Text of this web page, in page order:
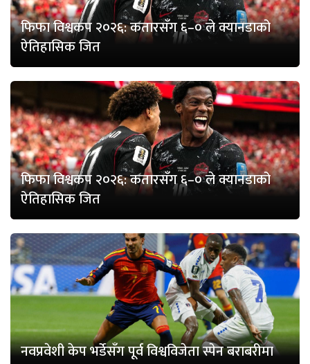
फिफा विश्वकप २०२६: कतारसँग ६–० ले क्यानडाको
ऐतिहासिक जित
फिफा विश्वकप २०२६: कतारसँग ६–० ले क्यानडाको
ऐतिहासिक जित
नवप्रवेशी केप भर्डेसँग पूर्व विश्वविजेता स्पेन बराबरीमा